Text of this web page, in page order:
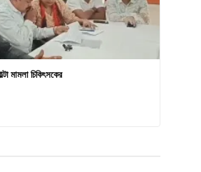
মামলা চিকিৎসকের